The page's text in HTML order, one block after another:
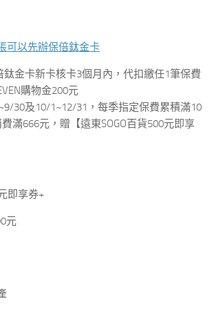
可以先辦保倍鈦金卡
鈦金卡新卡核卡3個月內，代扣繳任1筆保費
購物金200元
30及10/1~12/31，每季指定保費累積滿10
滿666元，贈【遠東SOGO百貨500元即享
即享券+
元